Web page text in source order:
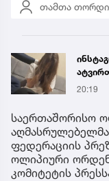
თამთა
20:19
საერთაშორისო
ფედერაციის
ოლიპიური
კომიტეტის